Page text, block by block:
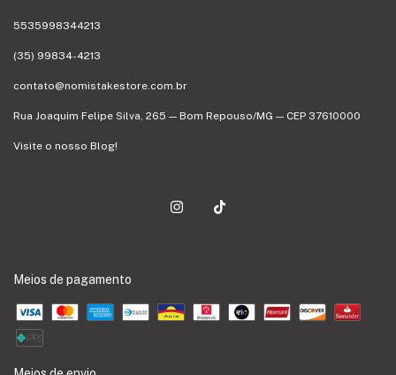
5535998344213
(35) 99834-4213
contato@nomistakestore.com.br
Rua Joaquim Felipe Silva, 265 — Bom Repouso/MG — CEP 37610000
Visite o nosso Blog!
Meios de pagamento